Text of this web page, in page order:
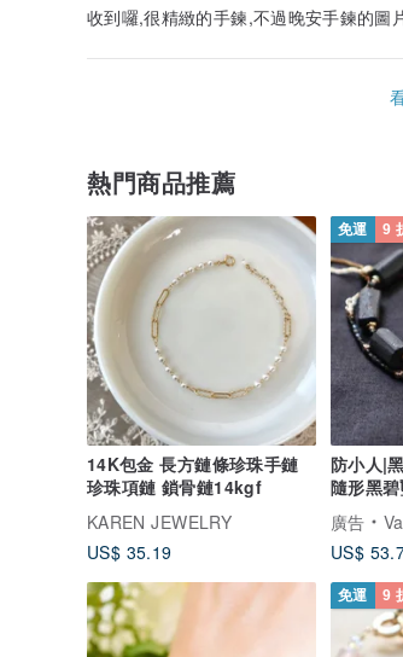
收到囉,很精緻的手鍊,不過晚安手鍊的
熱門商品推薦
14K包金 長方鏈條珍珠手鏈
珍珠項鏈 鎖骨鏈14kgf
KAREN JEWELRY
US$ 35.19
免運 9
防小人|
隨形黑碧
廣告
US$
免運 9